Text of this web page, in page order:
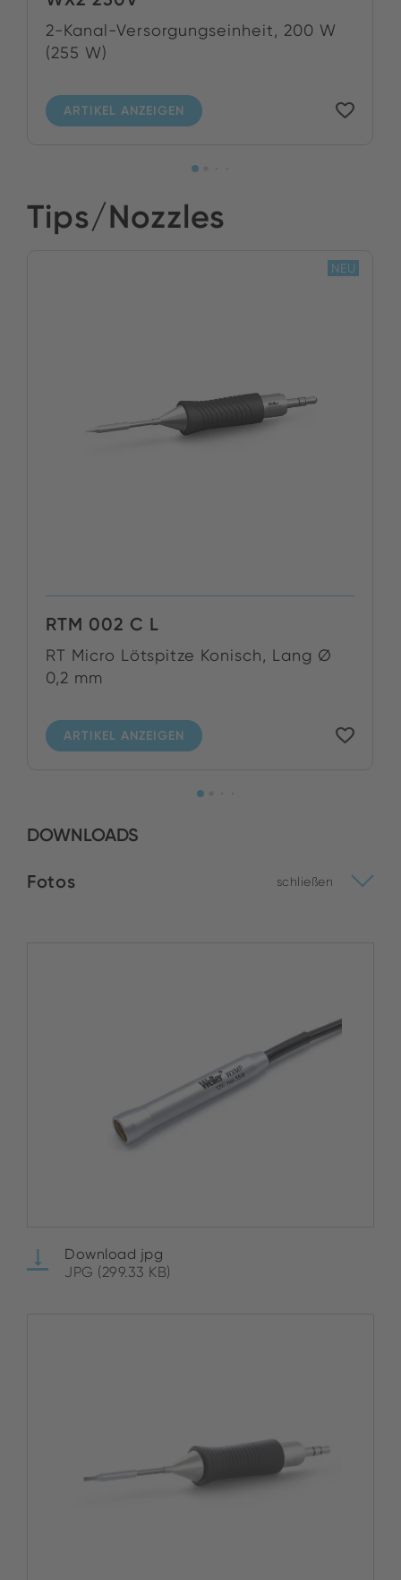
2-Kanal-Versorgungseinheit, 200 W
(255 W)
ARTIKEL ANZEIGEN
Tips/Nozzles
RTM 002 C L
RT Micro Lötspitze Konisch, Lang Ø
0,2 mm
ARTIKEL ANZEIGEN
NEU
DOWNLOADS
Fotos schließen
Download jpg
JPG (299.33 KB)